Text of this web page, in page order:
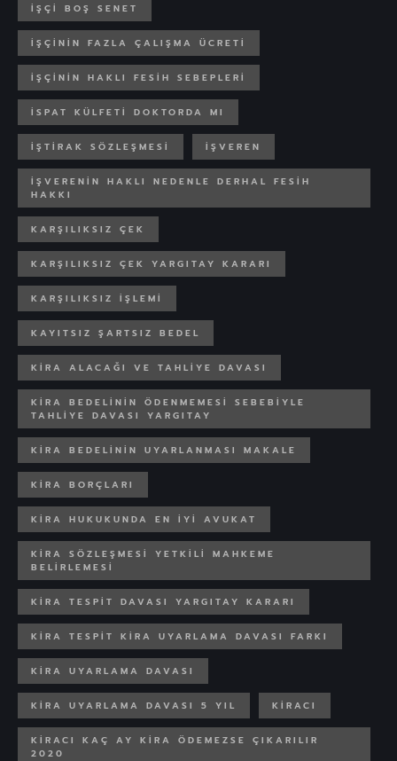
IŞÇI BOŞ SENET
IŞÇININ FAZLA ÇALIŞMA ÜCRETI
IŞÇININ HAKLI FESIH SEBEPLERI
ISPAT KÜLFETI DOKTORDA MI
İŞTIRAK SÖZLEŞMESI IŞVEREN
İŞVERENIN HAKLI NEDENLE DERHAL FESIH
HAKKI
KARŞILIKSIZ ÇEK
KARŞILIKSIZ ÇEK YARGITAY KARARI
KARŞILIKSIZ IŞLEMI
KAYITSIZ ŞARTSIZ BEDEL
KIRA ALACAĞI VE TAHLIYE DAVASI
KIRA BEDELININ ÖDENMEMESI SEBEBIYLE
TAHLIYE DAVASI YARGITAY
KIRA BEDELININ UYARLANMASI MAKALE
KIRA BORÇLARI
KIRA HUKUKUNDA EN IYI AVUKAT
KIRA SÖZLEŞMESI YETKILI MAHKEME
BELIRLEMESI
KIRA TESPIT DAVASI YARGITAY KARARI
KIRA TESPIT KIRA UYARLAMA DAVASI FARKI
KIRA UYARLAMA DAVASI
KIRA UYARLAMA DAVASI 5 YIL KIRACI
KIRACI KAÇ AY KIRA ÖDEMEZSE ÇIKARILIR
2020